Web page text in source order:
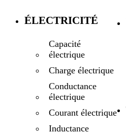
ÉLECTRICITÉ
Capacité
électrique
Charge électrique
Conductance
électrique
Courant électrique
Inductance